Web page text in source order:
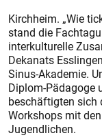
Kirchheim. „Wie
stand die
interkulturelle
Dekanats
Sinus-Akademie.
Diplom-Päd­agoge
beschäftigten sich
Workshops mit
Jugendlichen.